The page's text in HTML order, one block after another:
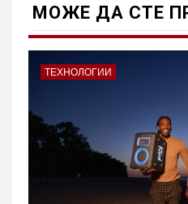
МОЖE ДА СТЕ
ТЕХНОЛОГИИ